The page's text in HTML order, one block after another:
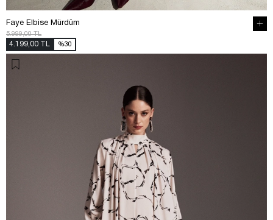
Faye Elbise Mürdüm
5.999,00 TL
4.199,00 TL %30